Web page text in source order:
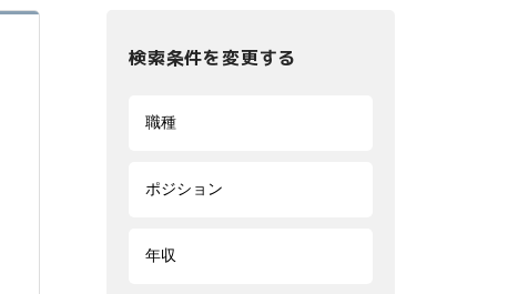
検索条件を変更する